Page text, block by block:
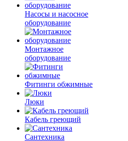
Насосы и насосное
оборудование
Монтажное
оборудование
Фитинги обжимные
Люки
Кабель греющий
Сантехника